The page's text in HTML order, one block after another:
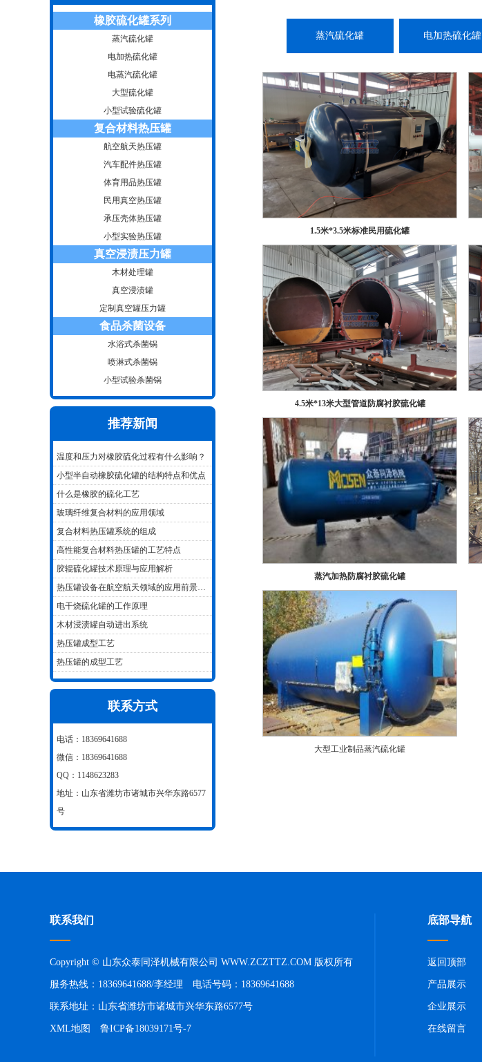
橡胶硫化罐系列
蒸汽硫化罐
电加热硫化罐
电蒸汽硫化罐
大型硫化罐
小型试验硫化罐
复合材料热压罐
航空航天热压罐
汽车配件热压罐
体育用品热压罐
民用真空热压罐
承压壳体热压罐
小型实验热压罐
真空浸渍压力罐
木材处理罐
真空浸渍罐
定制真空罐压力罐
食品杀菌设备
水浴式杀菌锅
喷淋式杀菌锅
小型试验杀菌锅
推荐新闻
温度和压力对橡胶硫化过程有什么影响？
小型半自动橡胶硫化罐的结构特点和优点
什么是橡胶的硫化工艺
玻璃纤维复合材料的应用领域
复合材料热压罐系统的组成
高性能复合材料热压罐的工艺特点
胶辊硫化罐技术原理与应用解析
热压罐设备在航空航天领域的应用前景和发展趋势
电干烧硫化罐的工作原理
木材浸渍罐自动进出系统
热压罐成型工艺
热压罐的成型工艺
联系方式
电话：18369641688
微信：18369641688
QQ：1148623283
地址：山东省潍坊市诸城市兴华东路6577
号
蒸汽硫化罐 电加热硫化罐
1.5米*3.5米标准民用硫化罐
4.5米*13米大型管道防腐衬胶硫化罐
蒸汽加热防腐衬胶硫化罐
大型工业制品蒸汽硫化罐
联系我们
Copyright © 山东众泰同泽机械有限公司 WWW.ZCZTTZ.COM 版权所有
服务热线：18369641688/李经理 电话号码：18369641688
联系地址：山东省潍坊市诸城市兴华东路6577号
XML地图 鲁ICP备18039171号-7
底部导航
返回顶部
产品展示
企业展示
在线留言